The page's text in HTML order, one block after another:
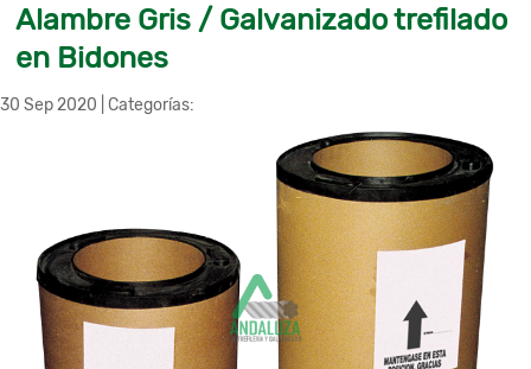
Alambre Gris / Galvanizado trefilado
en Bidones
30 Sep 2020 Categorías: